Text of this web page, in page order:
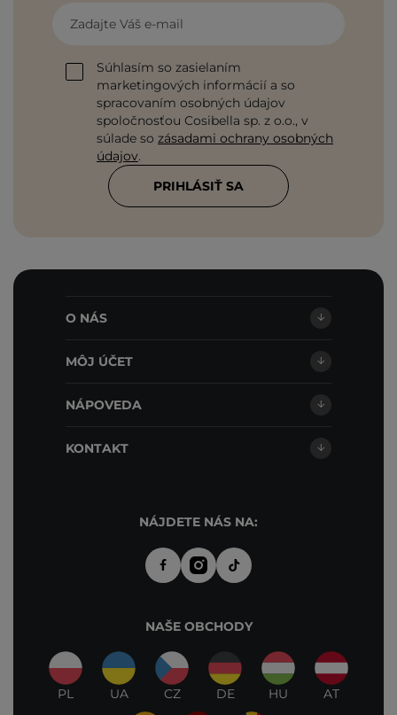
Zadajte Váš e-mail
Súhlasím so zasielaním
marketingových informácií a so
spracovaním osobných údajov
spoločnosťou Cosibella sp. z o.o., v
súlade so zásadami ochrany osobných
údajov.
PRIHLÁSIŤ SA
O NÁS
MÔJ ÚČET
NÁPOVEDA
KONTAKT
NÁJDETE NÁS NA:
NAŠE OBCHODY
PL UA CZ DE HU AT